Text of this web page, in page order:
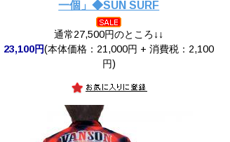
一個」◆SUN SURF
通常27,500円のところ↓↓
23,100円(本体価格：21,000円 + 消費税：2,100
円)